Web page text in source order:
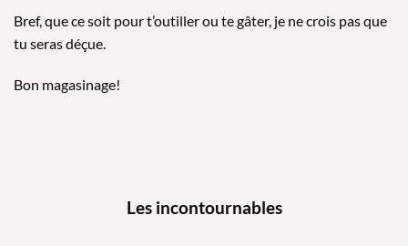
Bref, que ce soit pour t’outiller ou te gâter, je ne crois pas que
tu seras déçue.
Bon magasinage!
Les incontournables